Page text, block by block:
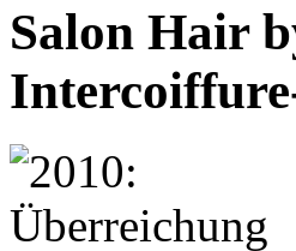
Salon Hair